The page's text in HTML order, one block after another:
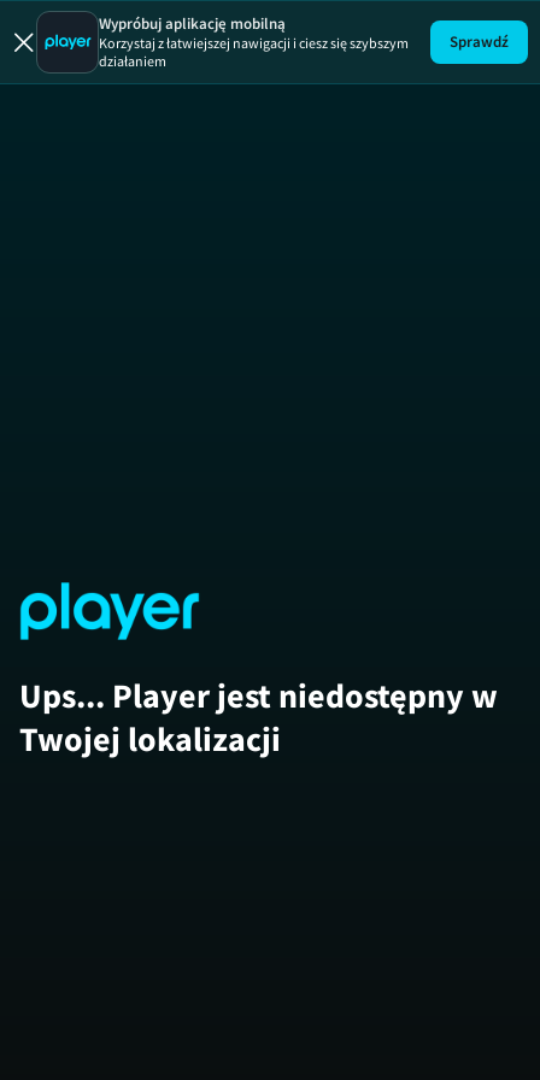
Wypróbuj aplikację mobilną
Korzystaj z łatwiejszej nawigacji i ciesz się szybszym
działaniem
Sprawdź
Ups... Player jest niedostępny w
Twojej lokalizacji